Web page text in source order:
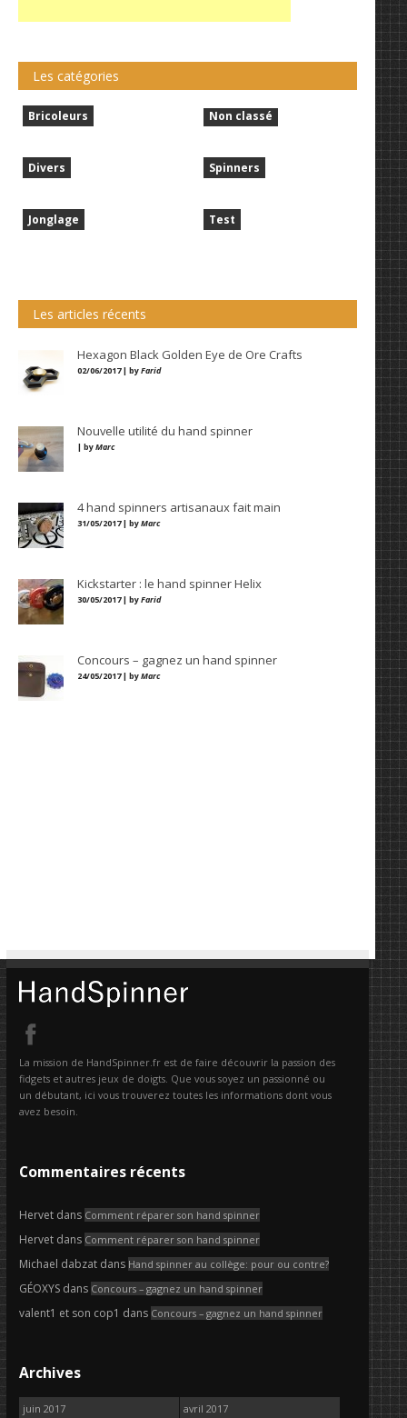
Les catégories
Bricoleurs
Divers
Jonglage
Non classé
Spinners
Test
Les articles récents
Hexagon Black Golden Eye de Ore Crafts
02/06/2017 | byFarid
Nouvelle utilité du hand spinner
| byMarc
4 hand spinners artisanaux fait main
31/05/2017 | byMarc
Kickstarter : le hand spinner Helix
30/05/2017 | byFarid
Concours – gagnez un hand spinner
24/05/2017 | byMarc
La mission de HandSpinner.fr est de faire découvrir la passion des
fidgets et autres jeux de doigts. Que vous soyez un passionné ou
un débutant, ici vous trouverez toutes les informations dont vous
avez besoin.
Commentaires récents
Hervetdans Comment réparer son hand spinner
Hervetdans Comment réparer son hand spinner
Michael dabzatdans Hand spinner au collège: pour ou contre?
GÉOXYSdans Concours – gagnez un hand spinner
valent1 et son cop1 dans Concours – gagnez un hand spinner
Archives
juin 2017 avril 2017